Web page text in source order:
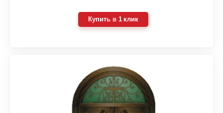
Купить в 1 клик